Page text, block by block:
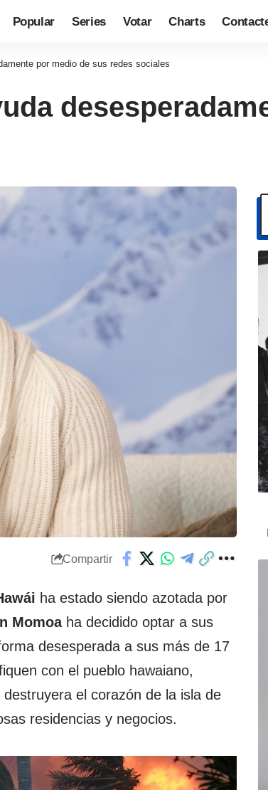
Popular Series Votar Charts
por medio de sus redes sociales
Compartir
ha estado siendo azotada por
Momoaha decidido optar a sus
desesperada a sus más de 17
con el pueblo hawaiano,
el corazón de la isla de
residencias y negocios.